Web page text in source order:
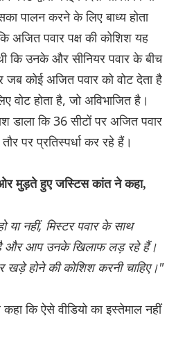
पालन करने के लिए बाध्य होता
अजित पवार पक्ष की कोशिश यह
कि उनके और सीनियर पवार के बीच
कोई अजित पवार को वोट देता है
वोट होता है, जो अविभाजित है।
डाला कि 36 सीटों पर अजित पवार
पर प्रतिस्पर्धा कर रहे हैं।
मुड़ते हुए जस्टिस कांत ने कहा,
या नहीं, मिस्टर पवार के साथ
और आप उनके खिलाफ लड़ रहे हैं।
खड़े होने की कोशिश करनी चाहिए।"
कि ऐसे वीडियो का इस्तेमाल नहीं